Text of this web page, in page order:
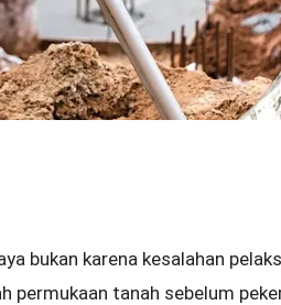
bukan karena kesalahan
permukaan tanah sebelum